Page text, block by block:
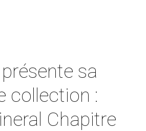
sa
collection :
Chapitre